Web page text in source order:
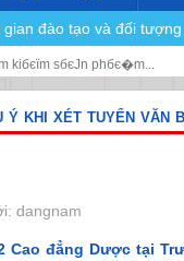
gian đào tạo và đối
Ý KHI XÉT TUYỂN VĂN
dangnam
Cao đẳng Dược tại